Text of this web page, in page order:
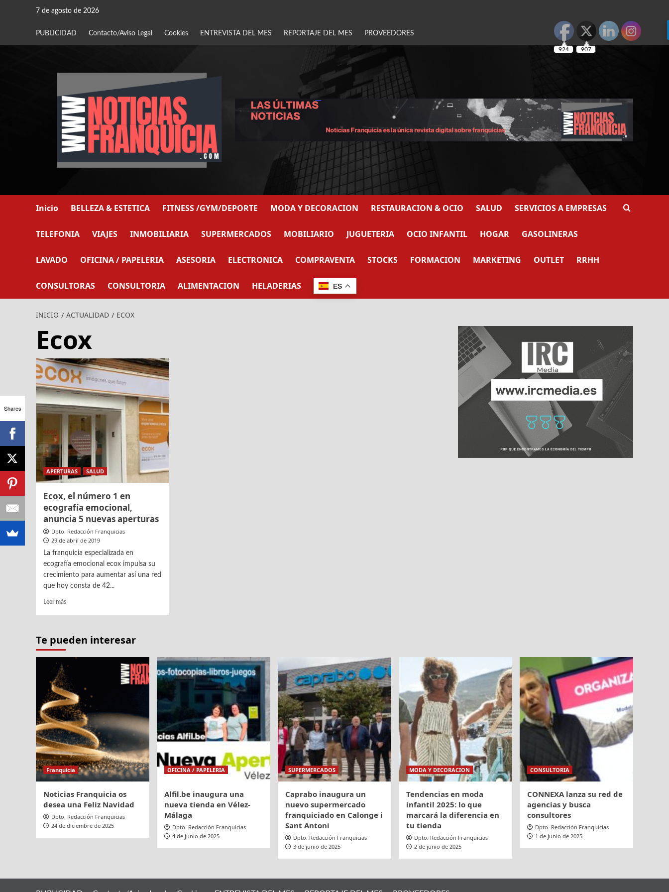
7 de agosto de 2026
PUBLICIDAD Contacto/Aviso Legal Cookies ENTREVISTA DEL MES REPORTAJE DEL MES PROVEEDORES
Inicio BELLEZA & ESTETICA FITNESS /GYM/DEPORTE MODA Y DECORACION RESTAURACION & OCIO SALUD SERVICIOS A EMPRESAS
TELEFONIA VIAJES INMOBILIARIA SUPERMERCADOS MOBILIARIO JUGUETERIA OCIO INFANTIL HOGAR GASOLINERAS
LAVADO OFICINA / PAPELERIA ASESORIA ELECTRONICA COMPRAVENTA STOCKS FORMACION MARKETING OUTLET RRHH
CONSULTORAS CONSULTORIA ALIMENTACION HELADERIAS ES
INICIO ACTUALIDAD ECOX
Ecox
APERTURAS SALUD
Ecox, el número 1 en
ecografía emocional,
anuncia 5 nuevas aperturas
Dpto. Redacción Franquicias
29 de abril de 2019
La franquicia especializada en
ecografía emocional ecox impulsa su
crecimiento para aumentar así una red
que hoy consta de 42...
Leer másLeer
el
1
en
emocional,
anuncia
5
nuevas
aperturas
Te pueden interesar
Franquicia
Noticias Franquicia os
desea una Feliz Navidad
Dpto. Redacción Franquicias
24 de diciembre de 2025
OFICINA / PAPELERIA
Alfil.be inaugura una
nueva tienda en Vélez-
Málaga
Dpto. Redacción Franquicias
4 de junio de 2025
SUPERMERCADOS
Caprabo inaugura un
nuevo supermercado
franquiciado en Calonge i
Sant Antoni
Dpto. Redacción Franquicias
3 de junio de 2025
MODA Y DECORACION
Tendencias en moda
infantil 2025: lo que
marcará la diferencia en
tu tienda
Dpto. Redacción Franquicias
2 de junio de 2025
CONSULTORIA
CONNEXA lanza su red de
agencias y busca
consultores
Dpto. Redacción Franquicias
1 de junio de 2025
924 907
Shares